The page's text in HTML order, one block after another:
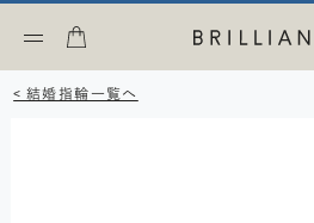
< 結婚指輪一覧へ